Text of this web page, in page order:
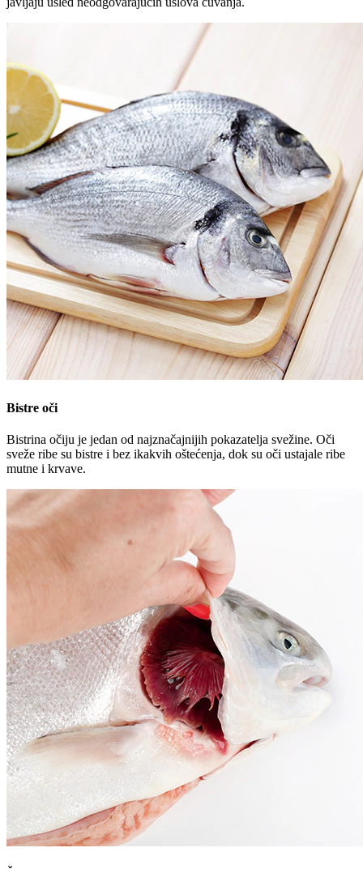
Bistre oči
Bistrina očiju je jedan od najznačajnijih pokazatelja svežine. Oči
sveže ribe su bistre i bez ikakvih oštećenja, dok su oči ustajale ribe
mutne i krvave.